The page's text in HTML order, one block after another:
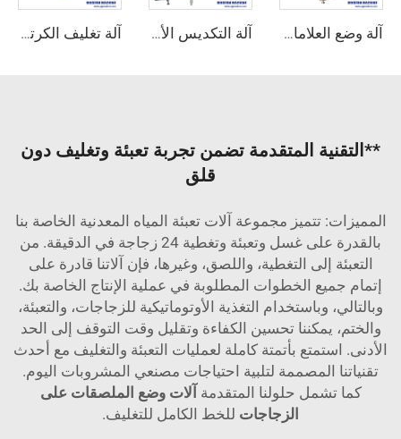
آلة وضع العلامات ذاتية اللصق الدوارة عالية السرعة آلة التكديس الأوتوماتيكية آلة تغليف الكرتون المقوى
**التقنية المتقدمة تضمن تجربة تعبئة وتغليف دون
قلق
المميزات: تتميز مجموعة آلات تعبئة المياه المعدنية الخاصة بنا
بالقدرة على غسل وتعبئة وتغطية 24 زجاجة في الدقيقة. من
التعبئة إلى التغطية، واللصق، وغيرها، فإن آلاتنا قادرة على
إتمام جميع الخطوات المطلوبة في عملية الإنتاج الخاصة بك.
وبالتالي، وباستخدام التغذية الأوتوماتيكية للزجاجات، والتعبئة،
والختم، يمكننا تحسين الكفاءة وتقليل وقت التوقف إلى الحد
الأدنى. استمتع بأتمتة كاملة لعمليات التعبئة والتغليف مع أحدث
تقنياتنا المصممة لتلبية احتياجات مصنعي المشروبات اليوم.
كما تشمل حلولنا المتقدمة آلات وضع الملصقات على
الزجاجات للخط الكامل للتغليف.